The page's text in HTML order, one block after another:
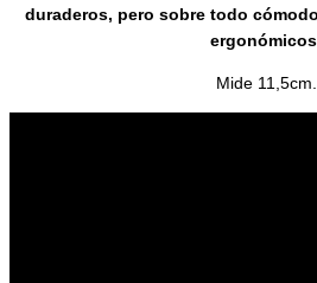
duraderos, pero sobre todo
Mide 11,5cm.